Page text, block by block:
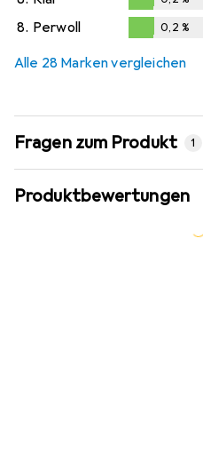
0,2%
8. Perwoll 0,2 %
Alle 28 Marken vergleichen
Fragen zum Produkt 1
Produktbewertungen